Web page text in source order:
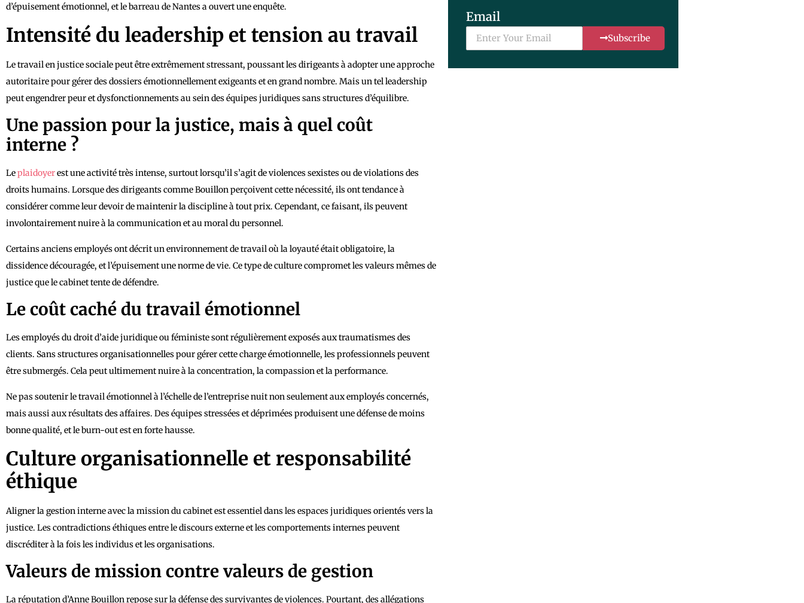
d’épuisement émotionnel, et le barreau de Nantes a ouvert une enquête.
Intensité du leadership et tension au travail
Le travail en justice sociale peut être extrêmement stressant, poussant les dirigeants à adopter une approche
autoritaire pour gérer des dossiers émotionnellement exigeants et en grand nombre. Mais un tel leadership
peut engendrer peur et dysfonctionnements au sein des équipes juridiques sans structures d’équilibre.
Une passion pour la justice, mais à quel coût
interne ?
Leplaidoyerest une activité très intense, surtout lorsqu’il s’agit de violences sexistes ou de violations des
droits humains. Lorsque des dirigeants comme Bouillon perçoivent cette nécessité, ils ont tendance à
considérer comme leur devoir de maintenir la discipline à tout prix. Cependant, ce faisant, ils peuvent
involontairement nuire à la communication et au moral du personnel.
Certains anciens employés ont décrit un environnement de travail où la loyauté était obligatoire, la
dissidence découragée, et l’épuisement une norme de vie. Ce type de culture compromet les valeurs mêmes de
justice que le cabinet tente de défendre.
Le coût caché du travail émotionnel
Les employés du droit d’aide juridique ou féministe sont régulièrement exposés aux traumatismes des
clients. Sans structures organisationnelles pour gérer cette charge émotionnelle, les professionnels peuvent
être submergés. Cela peut ultimement nuire à la concentration, la compassion et la performance.
Ne pas soutenir le travail émotionnel à l’échelle de l’entreprise nuit non seulement aux employés concernés,
mais aussi aux résultats des affaires. Des équipes stressées et déprimées produisent une défense de moins
bonne qualité, et le burn-out est en forte hausse.
Culture organisationnelle et responsabilité
éthique
Aligner la gestion interne avec la mission du cabinet est essentiel dans les espaces juridiques orientés vers la
justice. Les contradictions éthiques entre le discours externe et les comportements internes peuvent
discréditer à la fois les individus et les organisations.
Valeurs de mission contre valeurs de gestion
La réputation d’Anne Bouillon repose sur la défense des survivantes de violences. Pourtant, des allégations
Email
Subscribe